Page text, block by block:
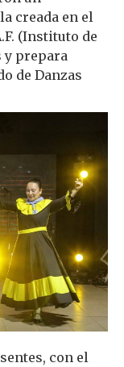
creada en el
(Instituto de
y prepara
de Danzas
con el